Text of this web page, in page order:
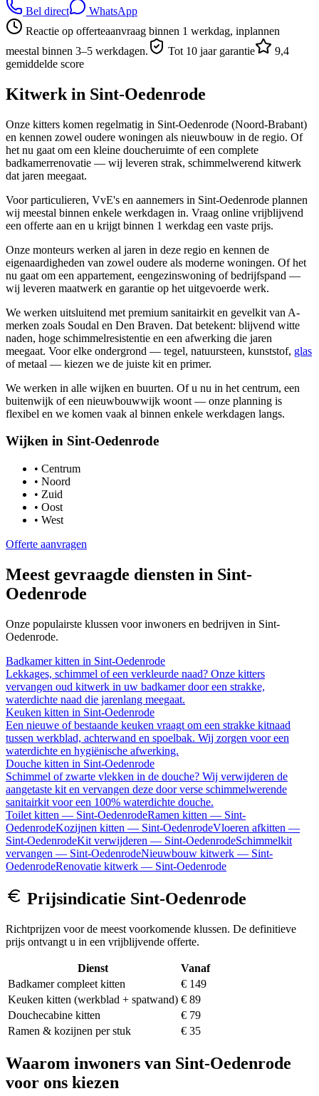
Bel direct
WhatsApp
Reactie op offerteaanvraag binnen 1 werkdag, inplannen
meestal binnen 3–5 werkdagen.
Tot 10 jaar garantie
9,4
gemiddelde score
Kitwerk in Sint-Oedenrode
Onze kitters komen regelmatig in Sint-Oedenrode (Noord-Brabant)
en kennen zowel oudere woningen als nieuwbouw in de regio. Of
het nu gaat om een kleine doucheruimte of een complete
badkamerrenovatie — wij leveren strak, schimmelwerend kitwerk
dat jaren meegaat.
Voor particulieren, VvE's en aannemers in Sint-Oedenrode plannen
wij meestal binnen enkele werkdagen in. Vraag online vrijblijvend
een offerte aan en u krijgt binnen 1 werkdag een vaste prijs.
Onze monteurs werken al jaren in deze regio en kennen de
eigenaardigheden van zowel oudere als moderne woningen. Of het
nu gaat om een appartement, eengezinswoning of bedrijfspand —
wij leveren maatwerk en garantie op het uitgevoerde werk.
We werken uitsluitend met premium sanitairkit en gevelkit van A-
merken zoals Soudal en Den Braven. Dat betekent: blijvend witte
naden, hoge schimmelresistentie en een afwerking die jaren
meegaat. Voor elke ondergrond — tegel, natuursteen, kunststof, glas
of metaal — kiezen we de juiste kit en primer.
We werken in alle wijken en buurten. Of u nu in het centrum, een
buitenwijk of een nieuwbouwwijk woont — onze planning is
flexibel en we komen vaak al binnen enkele werkdagen langs.
Wijken in Sint-Oedenrode
• Centrum
• Noord
• Zuid
• Oost
• West
Offerte aanvragen
Meest gevraagde diensten in Sint-
Oedenrode
Onze populairste klussen voor inwoners en bedrijven in Sint-
Oedenrode.
Badkamer kitten in Sint-Oedenrode
Lekkages, schimmel of een verkleurde naad? Onze kitters
vervangen oud kitwerk in uw badkamer door een strakke,
waterdichte naad die jarenlang meegaat.
Keuken kitten in Sint-Oedenrode
Een nieuwe of bestaande keuken vraagt om een strakke kitnaad
tussen werkblad, achterwand en spoelbak. Wij zorgen voor een
waterdichte en hygiënische afwerking.
Douche kitten in Sint-Oedenrode
Schimmel of zwarte vlekken in de douche? Wij verwijderen de
aangetaste kit en vervangen deze door verse schimmelwerende
sanitairkit voor een 100% waterdichte douche.
Toilet kitten — Sint-OedenrodeRamen kitten — Sint-
OedenrodeKozijnen kitten — Sint-OedenrodeVloeren afkitten —
Sint-OedenrodeKit verwijderen — Sint-OedenrodeSchimmelkit
vervangen — Sint-OedenrodeNieuwbouw kitwerk — Sint-
OedenrodeRenovatie kitwerk — Sint-Oedenrode
Prijsindicatie Sint-Oedenrode
Richtprijzen voor de meest voorkomende klussen. De definitieve
prijs ontvangt u in een vrijblijvende offerte.
Dienst
Vanaf
Badkamer compleet kitten
€ 149
Keuken kitten (werkblad + spatwand) € 89
Douchecabine kitten
€ 79
Ramen & kozijnen per stuk
€ 35
Waarom inwoners van Sint-Oedenrode
voor ons kiezen